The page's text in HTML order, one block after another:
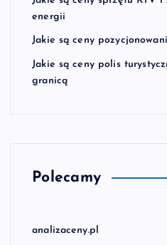
energii
Jakie są ceny
Jakie są ceny polis
granicą
Polecamy
analizaceny.pl